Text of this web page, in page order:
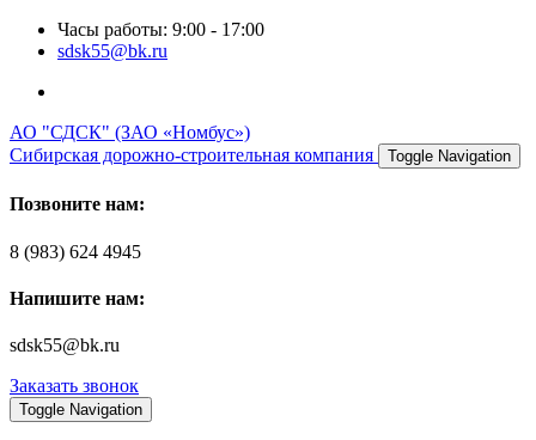
Часы работы: 9:00 - 17:00
sdsk55@bk.ru
АО "СДСК" (ЗАО «Номбус»)
Сибирская дорожно-строительная компания
Toggle Navigation
Позвоните нам:
8 (983) 624 4945
Напишите нам:
sdsk55@bk.ru
Заказать звонок
Toggle Navigation